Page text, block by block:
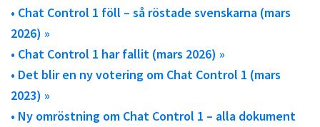
• Chat Control 1 föll – så röstade svenskarna (mars
2026) »
• Chat Control 1 har fallit (mars 2026) »
• Det blir en ny votering om Chat Control 1 (mars
2023) »
• Ny omröstning om Chat Control 1 – alla dokument